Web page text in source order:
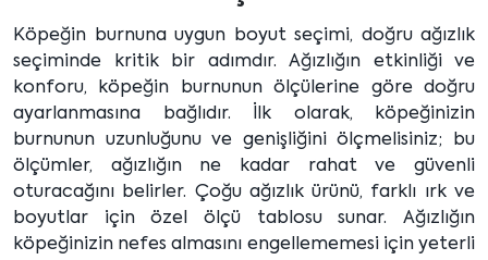
Köpeğin burnuna uygun boyut seçimi, doğru ağızlık
seçiminde kritik bir adımdır. Ağızlığın etkinliği ve
konforu, köpeğin burnunun ölçülerine göre doğru
ayarlanmasına bağlıdır. İlk olarak, köpeğinizin
burnunun uzunluğunu ve genişliğini ölçmelisiniz; bu
ölçümler, ağızlığın ne kadar rahat ve güvenli
oturacağını belirler. Çoğu ağızlık ürünü, farklı ırk ve
boyutlar için özel ölçü tablosu sunar. Ağızlığın
köpeğinizin nefes almasını engellememesi için yeterli